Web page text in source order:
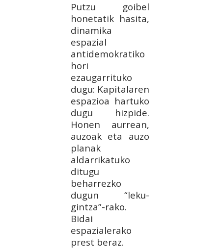
Putzu goibel
honetatik hasita,
dinamika
espazial
antidemokratiko
hori
ezaugarrituko
dugu: Kapitalaren
espazioa hartuko
dugu hizpide.
Honen aurrean,
auzoak eta auzo
planak
aldarrikatuko
ditugu
beharrezko
dugun “leku-
gintza”-rako.
Bidai
espazialerako
prest beraz.